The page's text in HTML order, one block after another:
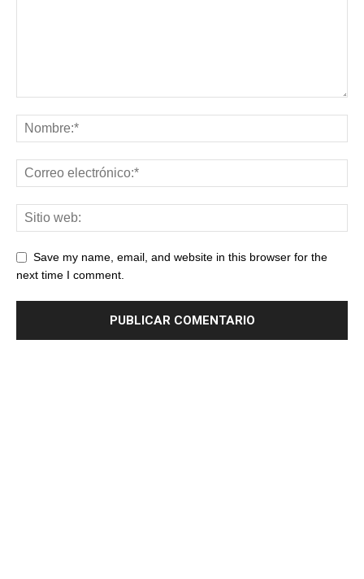
Save my name, email, and website in this browser for the
next time I comment.